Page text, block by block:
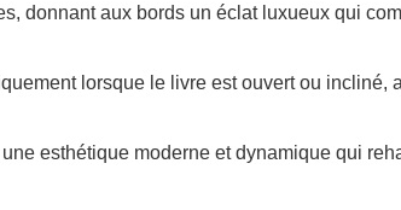
donnant aux bords un éclat luxueux qui
lorsque le livre est ouvert ou incliné,
esthétique moderne et dynamique qui